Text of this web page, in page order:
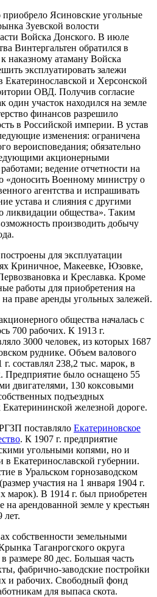
приобрело Ясиновские угольные
Зуевской волости
Войска Донского. В июле
Винтергальтен обратился в
наказному атаману Войска
эксплуатировать залежи
Екатеринославской и Херсонской
ОВД. Получив согласие
один участок находился на земле
финансов разрешило
в Российской империи. В устав
изменения: ограничена
вероисповедания; обязательно
акционерными
ведение отчетности на
«доносить Военному министру о
агентства и испрашивать
устава и слияния с другими
ликвидации общества». Таким
производить добычу
для эксплуатации
Криничное, Макеевке, Юзовке,
и Креславка. Кроме
работы для приобретения на
праве аренды угольных залежей.
общества началась с
700 рабочих. К 1913 г.
3000 человек, из которых 1687
руднике. Объем валового
составлял 238,2 тыс. марок, в
Предприятие было оснащено 55
двигателями, 130 коксовыми
подъездных
железной дороге.
поставляло Екатериновское
. К 1907 г. предприятие
угольными копями, но и
Екатеринославской губернии.
в Уральском горнозаводском
участия на 1 января 1904 г.
марок). В 1914 г. был приобретен
на арендованной земле у крестьян
лет.
собственности земельными
Таганрогского округа
размере 80 дес. Большая часть
фабрично-заводские постройки
и рабочих. Свободный фонд
для выпаса скота.